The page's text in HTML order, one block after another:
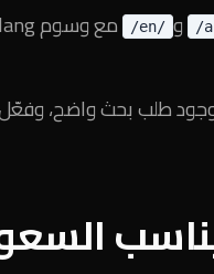
و /en/